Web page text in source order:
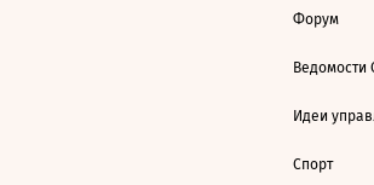
Форум
Ведомости
Идеи
Спорт